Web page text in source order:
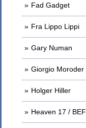
Fad Gadget
Fra Lippo Lippi
Gary Numan
Giorgio Moroder
Holger Hiller
Heaven 17 / BEF